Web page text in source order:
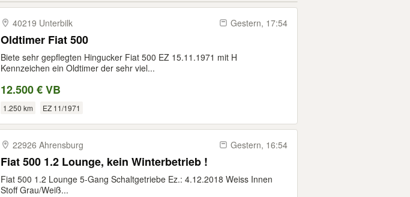
40219 Unterbilk Gestern, 17:54
Oldtimer Fiat 500
Biete sehr gepflegten Hingucker Fiat 500 EZ 15.11.1971 mit H
Kennzeichen ein Oldtimer der sehr viel...
12.500 € VB
1.250 km EZ 11/1971
22926 Ahrensburg Gestern, 16:54
Fiat 500 1.2 Lounge, kein Winterbetrieb !
Fiat 500 1.2 Lounge 5-Gang Schaltgetriebe Ez.: 4.12.2018 Weiss Innen
Stoff Grau/Weiß...